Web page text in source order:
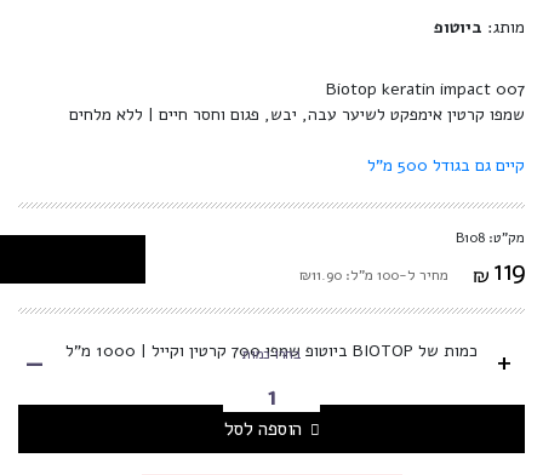
מותג: ביוטופ
Biotop keratin impact 007
שמפו קרטין אימפקט לשיער עבה, יבש, פגום וחסר חיים | ללא מלחים
קיים גם בגודל 500 מ"ל
מק"ט: B108
₪ 119 מחיר ל-100 מ"ל: ₪11.90
+ כמות של BIOTOP ביוטופ שמפו 700 קרטין וקייל | 1000 מ"ל בחרו כמות -
הוספה לסל